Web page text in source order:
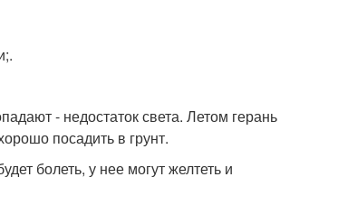
- недостаток света. Летом герань
посадить в грунт.
болеть, у нее могут желтеть и